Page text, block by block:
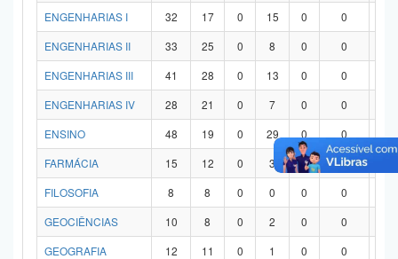
ENGENHARIAS I
32 17 0 15 0 0
ENGENHARIAS II
33 25 0 8 0 0
ENGENHARIAS III
41 28 0 13 0 0
ENGENHARIAS IV
28 21 0 7 0 0
ENSINO
48 19 0 29 0 0
FARMÁCIA
15 12 0 3 0 0
FILOSOFIA
8 8 0 0 0 0
GEOCIÊNCIAS
10 8 0 2 0 0
GEOGRAFIA
12 11 0 1 0 0